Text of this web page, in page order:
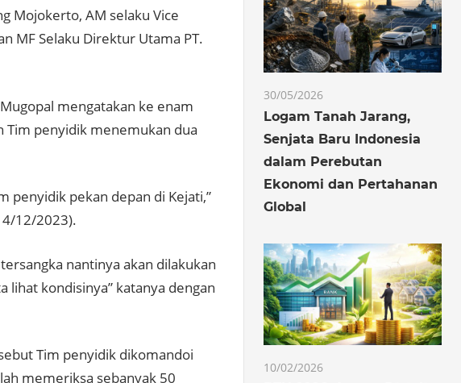
Mojokerto, AM selaku Vice
MF Selaku Direktur Utama PT.
mengatakan ke enam
Tim penyidik menemukan dua
penyidik pekan depan di Kejati,”
12/2023).
nantinya akan dilakukan
lihat kondisinya” katanya dengan
Tim penyidik dikomandoi
memeriksa sebanyak 50
30/05/2026
Logam Tanah Jarang,
Senjata Baru Indonesia
dalam Perebutan
Ekonomi dan Pertahanan
Global
10/02/2026